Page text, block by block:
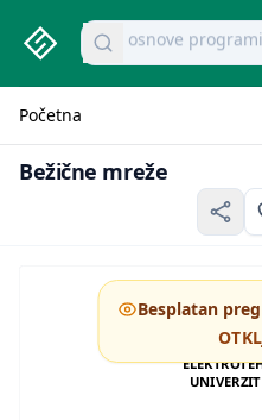
studenti.rs home page
Pretraži dokumente
mikroekonomija
Početna
Bežične mreže
Besplatan